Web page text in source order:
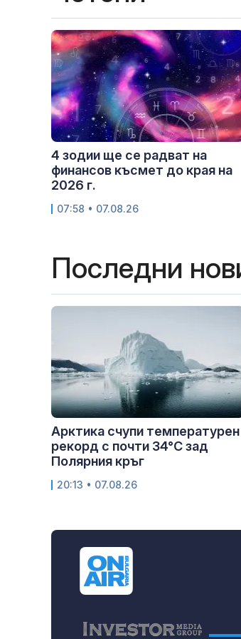
4 зодии ще се радват на
финансов късмет до края на
2026 г.
07:58 • 07.08.26
Последни
Арктика счупи температурен
рекорд с почти 34°C зад
Полярния кръг
20:13 • 07.08.26